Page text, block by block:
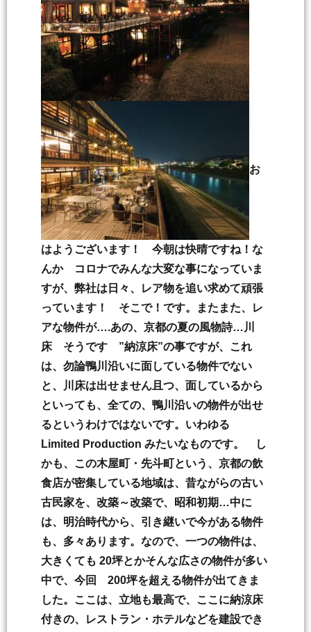
お
はようございます！ 今朝は快晴ですね！な
んか コロナでみんな大変な事になっていま
すが、弊社は日々、レア物を追い求めて頑張
っています！ そこで！です。またまた、レ
アな物件が….あの、京都の夏の風物詩…川
床 そうです ”納涼床”の事ですが、これ
は、勿論鴨川沿いに面している物件でない
と、川床は出せません且つ、面しているから
といっても、全ての、鴨川沿いの物件が出せ
るというわけではないです。いわゆる
Limited Production みたいなものです。 し
かも、この木屋町・先斗町という、京都の飲
食店が密集している地域は、昔ながらの古い
古民家を、改築～改築で、昭和初期…中に
は、明治時代から、引き継いで今がある物件
も、多々あります。なので、一つの物件は、
大きくても 20坪とかそんな広さの物件が多い
中で、今回 200坪を超える物件が出てきま
した。ここは、立地も最高で、ここに納涼床
付きの、レストラン・ホテルなどを建設でき